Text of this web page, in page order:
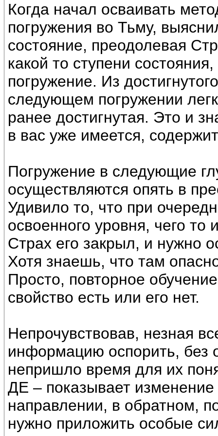
Когда начал осваивать
погружения во Тьму,
состояние, преодолевая
какой то ступени
погружение. Из
следующем погружении
ранее достигнутая. Это и
в вас уже имеется,
Погружение в следующие
осуществляются опять в
Удивило то, что при
освоенного уровня, чего то
Страх его закрыл, и нужно
Хотя знаешь, что там
Просто, повторное
свойство есть или его нет.
Непрочувствовав, незная
информацию оспорить, без
непришло время для их
ДЕ – показывает
направлении, в обратном,
нужно приложить особые